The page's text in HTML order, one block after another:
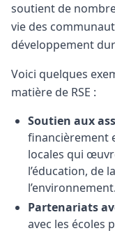
soutient de
vie des
développement
Voici quelques
matière de RSE :
Soutien aux
financièrement
locales qui
l’éducation, de
l’environnement.
Partenariats
avec les écoles